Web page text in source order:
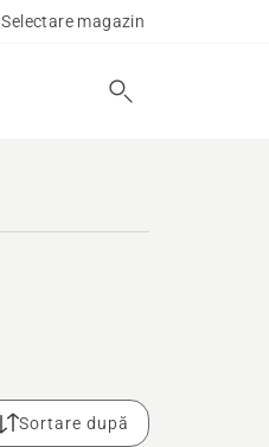
Selectare magazin
Sortare după